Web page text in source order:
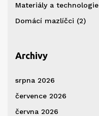
Materiály a technologie
Domácí mazlíčci (2)
Archivy
srpna 2026
července 2026
června 2026